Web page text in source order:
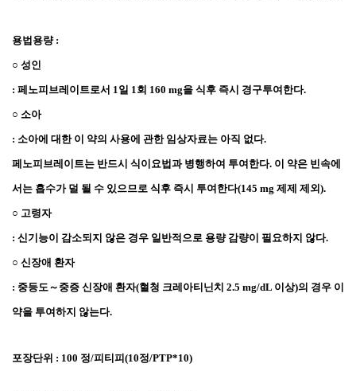
용법용량:
○ 성인
: 페노피브레이트로서 1일 1회 160 mg을 식후 즉시 경구투여한다.
○ 소아
: 소아에 대한 이 약의 사용에 관한 임상자료는 아직 없다.
페노피브레이트는 반드시 식이요법과 병행하여 투여한다. 이 약은 빈속에
서는 흡수가 덜 될 수 있으므로 식후 즉시 투여한다(145 mg 제제 제외 ).
○ 고령자
: 신기능이 감소되지 않은 경우 일반적으로 용량 감량이 필요하지 않다.
○ 신장애 환자
: 중등도～중증 신장애 환자(혈청 크레아티닌치 2.5 mg/dL 이상)의 경우 이
약을 투여하지 않는다.
포장단위 : 100 정/피티피 (10정/PTP*10)